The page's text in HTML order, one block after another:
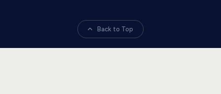
Back to Top